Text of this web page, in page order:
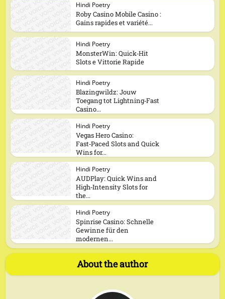
Hindi Poetry
Roby Casino Mobile Casino :
Gains rapides et variété...
Hindi Poetry
MonsterWin: Quick‑Hit
Slots e Vittorie Rapide
Hindi Poetry
Blazingwildz: Jouw
Toegang tot Lightning‑Fast
Casino...
Hindi Poetry
Vegas Hero Casino:
Fast‑Paced Slots and Quick
Wins for...
Hindi Poetry
AUDPlay: Quick Wins and
High‑Intensity Slots for
the...
Hindi Poetry
Spinrise Casino: Schnelle
Gewinne für den
modernen...
About the author